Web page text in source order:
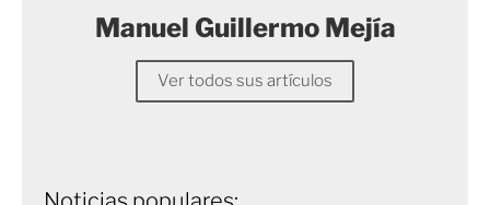
Manuel Guillermo Mejía
Ver todos sus artículos